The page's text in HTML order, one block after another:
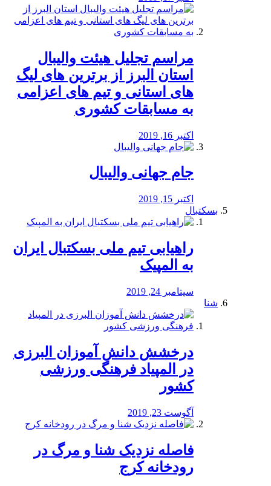
مراسم تجلیل هیئت والیبال
استان البرز از برترین های لیگ
های استانی و تیم های اعزامی
به مسابقات کشوری
اکتبر 16, 2019
جام جهانی والیبال
اکتبر 15, 2019
بسکتبال
راهیابی تیم ملی بسکتبال ایران
به المپیک
سپتامبر 24, 2019
شنا
درخشش دانش آموزان البرزی
در المپیاد فرهنگی ورزشی
کشور
آگوست 23, 2019
️فاصله نزدیک شنا و مرگ در
رودخانه کرج